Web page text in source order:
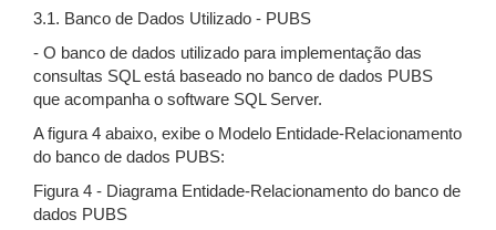
3.1. Banco de Dados Utilizado - PUBS
- O banco de dados utilizado para implementação das
consultas SQL está baseado no banco de dados PUBS
que acompanha o software SQL Server.
A figura 4 abaixo, exibe o Modelo Entidade-Relacionamento
do banco de dados PUBS:
Figura 4 - Diagrama Entidade-Relacionamento do banco de
dados PUBS